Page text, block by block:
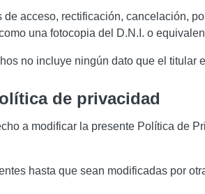
de acceso, rectificación, cancelación,
una fotocopia del D.N.I. o
no incluye ningún dato que el
de privacidad
a modificar la presente Política de
hasta que sean modificadas por